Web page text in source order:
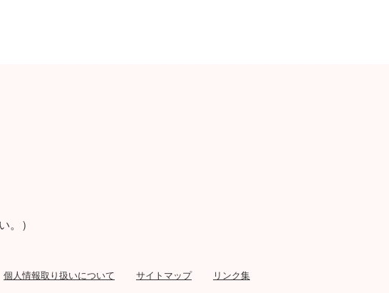
。）
個人情報取り扱いについて サイトマップ リンク集